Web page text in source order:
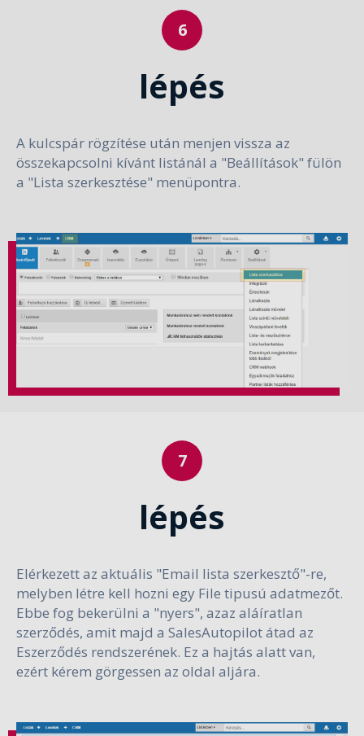
lépés
A kulcspár rögzítése után menjen vissza az
összekapcsolni kívánt listánál a "Beállítások" fülön
a "Lista szerkesztése" menüpontra.
lépés
Elérkezett az aktuális "Email lista szerkesztő"-re,
melyben létre kell hozni egy File tipusú adatmezőt.
Ebbe fog bekerülni a "nyers", azaz aláíratlan
szerződés, amit majd a SalesAutopilot átad az
Eszerződés rendszerének. Ez a hajtás alatt van,
ezért kérem görgessen az oldal aljára.